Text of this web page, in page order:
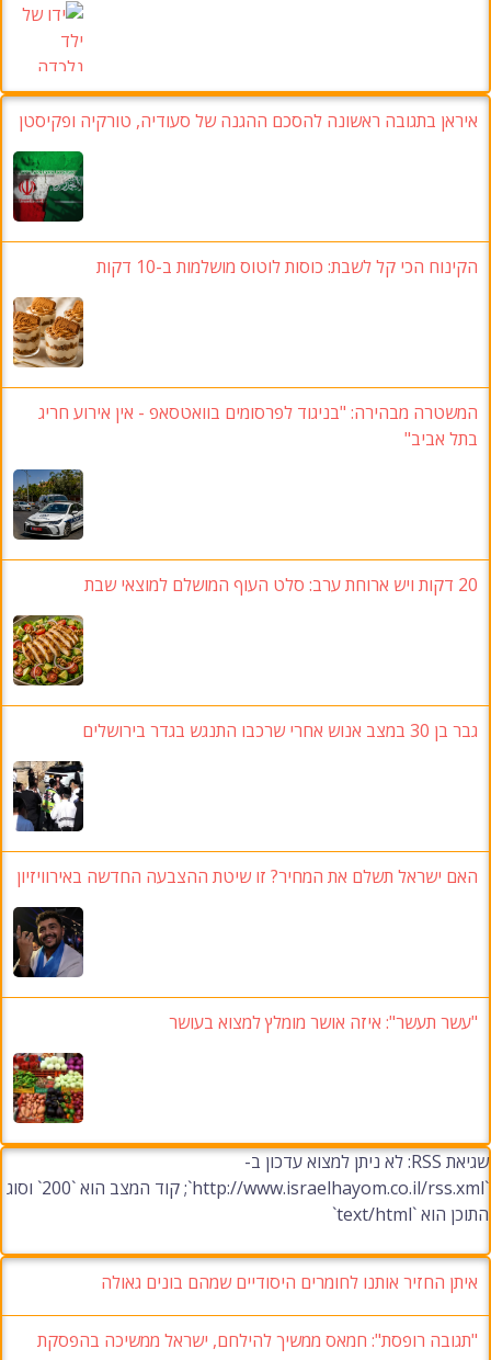
איראן בתגובה ראשונה להסכם ההגנה של סעודיה, טורקיה ופקיסטן
הקינוח הכי קל לשבת: כוסות לוטוס מושלמות ב-10 דקות
המשטרה מבהירה: "בניגוד לפרסומים בוואטסאפ - אין אירוע חריג
בתל אביב"
20 דקות ויש ארוחת ערב: סלט העוף המושלם למוצאי שבת
גבר בן 30 במצב אנוש אחרי שרכבו התנגש בגדר בירושלים
האם ישראל תשלם את המחיר? זו שיטת ההצבעה החדשה באירוויזיון
"עשר תעשר": איזה אושר מומלץ למצוא בעושר
שגיאת RSS: לא ניתן למצוא עדכון ב-
`http://www.israelhayom.co.il/rss.xml`; קוד המצב הוא `200` וסוג
התוכן הוא `text/html`
איתן החזיר אותנו לחומרים היסודיים שמהם בונים גאולה
"תגובה רופסת": חמאס ממשיך להילחם, ישראל ממשיכה בהפסקת